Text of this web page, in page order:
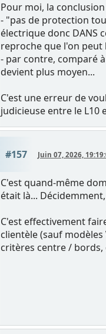
Pour moi, la
- "pas de protection
électrique donc DANS
reproche que l'on peut
- par contre, comparé
devient plus moyen...
C'est une erreur de
judicieuse entre le L10
#157 Juin 07, 2026,
C'est quand-même
était là...
C'est effectivement
clientèle (sauf
critères centre /